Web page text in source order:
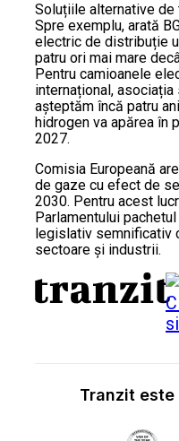
Soluțiile alternative de
Spre exemplu, arată
electric de distribuție
patru ori mai mare
Pentru camioanele
internațional,
așteptăm încă patru
hidrogen va apărea în
2027.
Comisia Europeană
de gaze cu efect de
2030. Pentru acest
Parlamentului
legislativ semnificativ
sectoare și industrii.
Tranzit este